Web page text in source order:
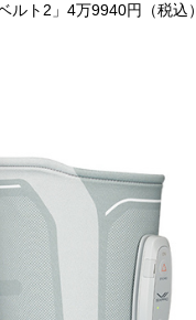
ルト2」4万9940円（税込）